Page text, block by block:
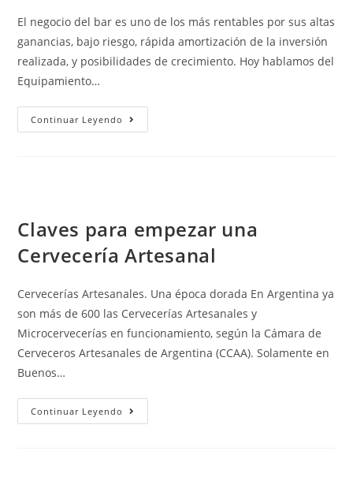
El negocio del bar es uno de los más rentables por sus altas
ganancias, bajo riesgo, rápida amortización de la inversión
realizada, y posibilidades de crecimiento. Hoy hablamos del
Equipamiento…
Continuar Leyendo
Claves para empezar una
Cervecería Artesanal
Cervecerías Artesanales. Una época dorada En Argentina ya
son más de 600 las Cervecerías Artesanales y
Microcervecerías en funcionamiento, según la Cámara de
Cerveceros Artesanales de Argentina (CCAA). Solamente en
Buenos…
Continuar Leyendo